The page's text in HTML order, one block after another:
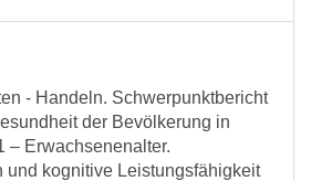
- Handeln. Schwerpunktbericht
der Bevölkerung in
– Erwachsenenalter.
und kognitive Leistungsfähigkeit